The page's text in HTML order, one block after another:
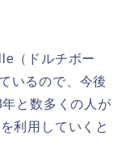
（ドルチボー
いるので、今後
と数多くの人が
利用していくと